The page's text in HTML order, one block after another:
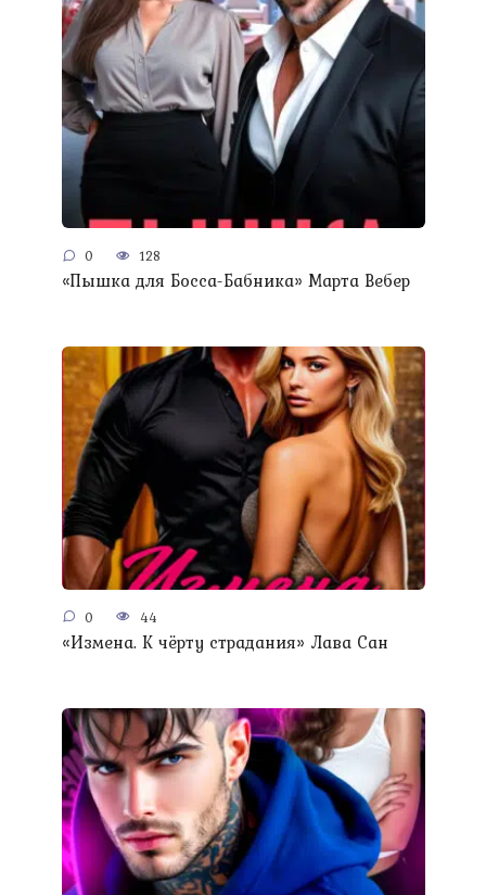
0 128
«Пышка для Босса-Бабника» Марта Вебер
0 44
«Измена. К чёрту страдания» Лава Сан